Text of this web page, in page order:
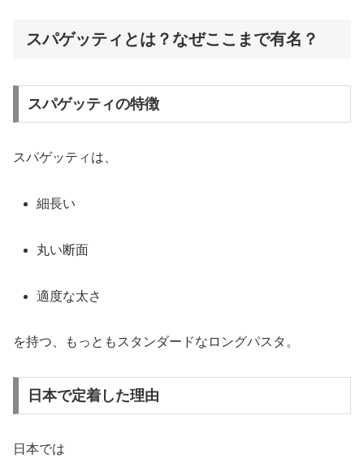
スパゲッティとは？なぜここまで有名？
スパゲッティの特徴
スパゲッティは、
細長い
丸い断面
適度な太さ
を持つ、もっともスタンダードなロングパスタ。
日本で定着した理由
日本では